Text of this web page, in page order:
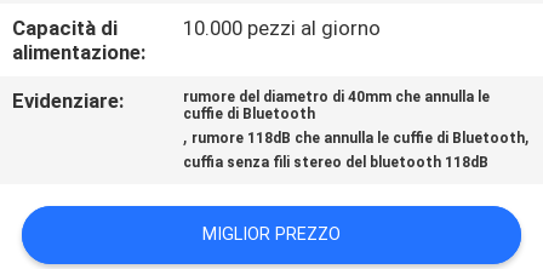
MAPPA
DEL
PRIVACY
POLICY
Capacità di
alimentazione:
10.000 pezzi al giorno
Evidenziare:
rumore del diametro di 40mm che annulla le
cuffie di Bluetooth
, rumore 118dB che annulla le cuffie di Bluetooth,
cuffia senza fili stereo del bluetooth 118dB
MIGLIOR PREZZO